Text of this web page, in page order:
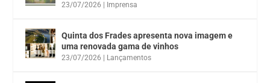
23/07/2026 Imprensa
Quinta dos Frades apresenta nova imagem e
uma renovada gama de vinhos
23/07/2026 Lançamentos